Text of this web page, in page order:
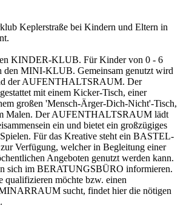
Keplerstraße bei Kindern und Eltern in
KINDER-KLUB. Für Kinder von 0 - 6
den MINI-KLUB. Gemeinsam genutzt wird
der AUFENTHALTSRAUM. Der
mit einem Kicker-Tisch, einer
großen 'Mensch-Ärger-Dich-Nicht'-Tisch,
Malen. Der AUFENTHALTSRAUM lädt
ein und bietet ein großzügiges
Für das Kreative steht ein BASTEL-
Verfügung, welcher in Begleitung einer
Angeboten genutzt werden kann.
sich im BERATUNGSBÜRO informieren.
qualifizieren möchte bzw. einen
sucht, findet hier die nötigen